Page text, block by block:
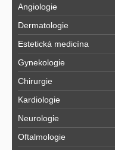
Angiologie
Dermatologie
Estetická medicína
Gynekologie
Chirurgie
Kardiologie
Neurologie
Oftalmologie